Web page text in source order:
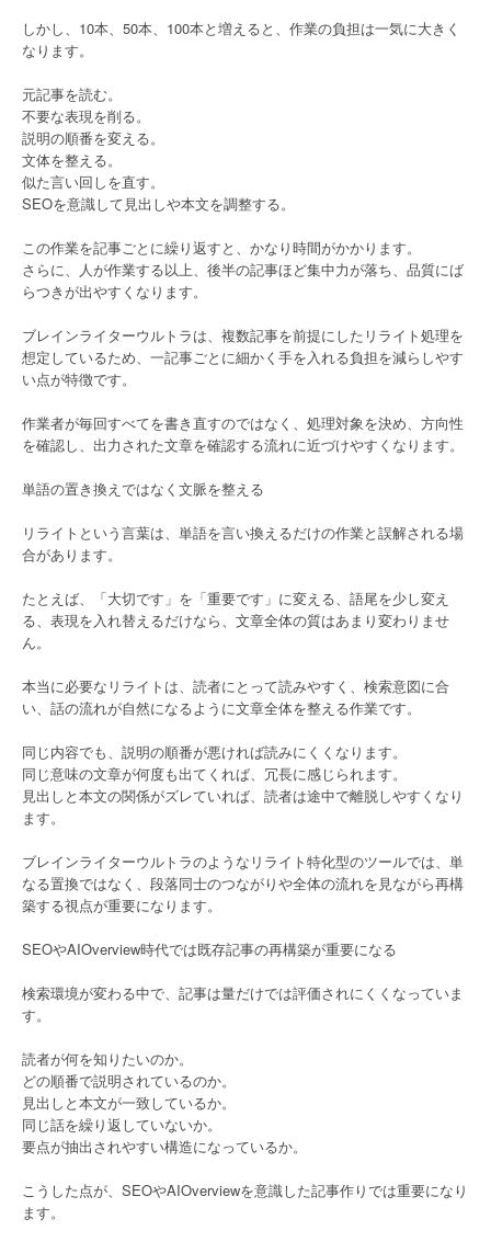
しかし、10本、50本、100本と増えると、作業の負担は一気に大きく
なります。
元記事を読む。
不要な表現を削る。
説明の順番を変える。
文体を整える。
似た言い回しを直す。
SEOを意識して見出しや本文を調整する。
この作業を記事ごとに繰り返すと、かなり時間がかかります。
さらに、人が作業する以上、後半の記事ほど集中力が落ち、品質にば
らつきが出やすくなります。
ブレインライターウルトラは、複数記事を前提にしたリライト処理を
想定しているため、一記事ごとに細かく手を入れる負担を減らしやす
い点が特徴です。
作業者が毎回すべてを書き直すのではなく、処理対象を決め、方向性
を確認し、出力された文章を確認する流れに近づけやすくなります。
単語の置き換えではなく文脈を整える
リライトという言葉は、単語を言い換えるだけの作業と誤解される場
合があります。
たとえば、「大切です」を「重要です」に変える、語尾を少し変え
る、表現を入れ替えるだけなら、文章全体の質はあまり変わりませ
ん。
本当に必要なリライトは、読者にとって読みやすく、検索意図に合
い、話の流れが自然になるように文章全体を整える作業です。
同じ内容でも、説明の順番が悪ければ読みにくくなります。
同じ意味の文章が何度も出てくれば、冗長に感じられます。
見出しと本文の関係がズレていれば、読者は途中で離脱しやすくなり
ます。
ブレインライターウルトラのようなリライト特化型のツールでは、単
なる置換ではなく、段落同士のつながりや全体の流れを見ながら再構
築する視点が重要になります。
SEOやAIOverview時代では既存記事の再構築が重要になる
検索環境が変わる中で、記事は量だけでは評価されにくくなっていま
す。
読者が何を知りたいのか。
どの順番で説明されているのか。
見出しと本文が一致しているか。
同じ話を繰り返していないか。
要点が抽出されやすい構造になっているか。
こうした点が、SEOやAIOverviewを意識した記事作りでは重要になり
ます。